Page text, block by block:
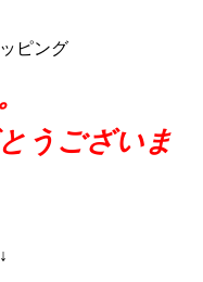
ピング
うございま